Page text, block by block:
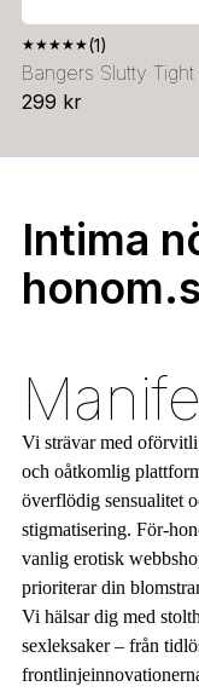
★★★★★(1)
Bangers Slutty
299 kr
Intima
Vi strävar med
och oåtkomlig
överflödig sensualitet
stigmatisering. För-
vanlig erotisk
prioriterar din
Vi hälsar dig med
sexleksaker – från